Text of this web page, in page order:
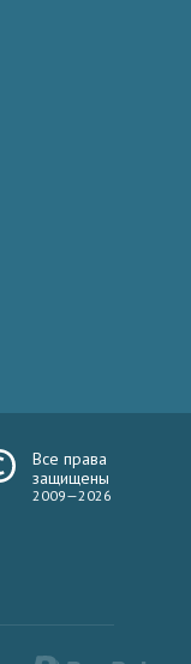
Все права
защищены
2009—2026